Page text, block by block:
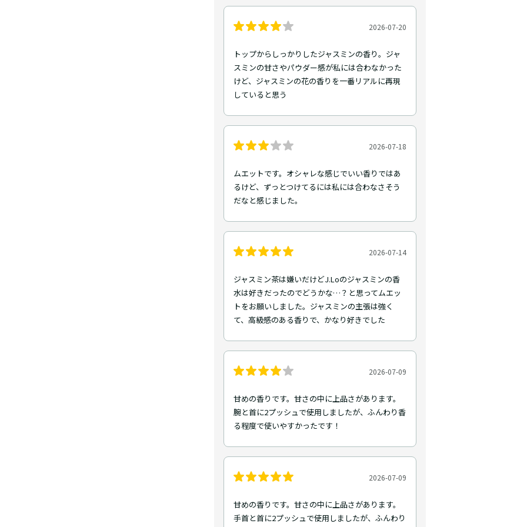
2026-07-20
トップからしっかりしたジャスミンの香り。ジャ
スミンの甘さやパウダー感が私には合わなかった
けど、ジャスミンの花の香りを一番リアルに再現
していると思う
2026-07-18
ムエットです。オシャレな感じでいい香りではあ
るけど、ずっとつけてるには私には合わなさそう
だなと感じました。
2026-07-14
ジャスミン茶は嫌いだけどJ.Loのジャスミンの香
水は好きだったのでどうかな…？と思ってムエッ
トをお願いしました。ジャスミンの主張は強く
て、高級感のある香りで、かなり好きでした
2026-07-09
甘めの香りです。甘さの中に上品さがあります。
腕と首に2プッシュで使用しましたが、ふんわり香
る程度で使いやすかったです！
2026-07-09
甘めの香りです。甘さの中に上品さがあります。
手首と首に2プッシュで使用しましたが、ふんわり